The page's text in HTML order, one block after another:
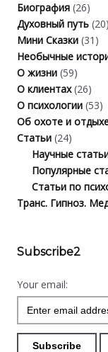
Биография (26)
Духовный путь (20)
Мини Сказки (31)
Необычные
О жизни (59)
О клиентах(26)
О психологии (53)
Об охоте и
Статьи (24)
Научные
Популярные
Статьи по
Транс. Гипноз.
Subscribe2
Your email: